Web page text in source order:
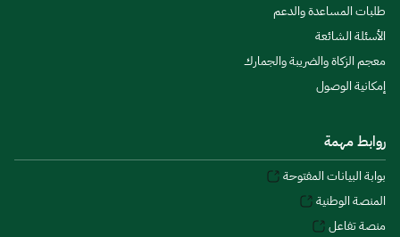
طلبات المساعدة والدعم
الأسئلة الشائعة
معجم الزكاة والضريبة والجمارك
إمكانية الوصول
روابط مهمة
بوابة البيانات المفتوحة
المنصة الوطنية
منصة تفاعل